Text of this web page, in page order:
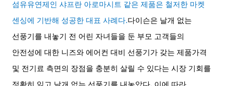
섬유유연제인 샤프란 아로마시트 같은 제품은 철저한 마켓
센싱에 기반해 성공한 대표 사례다.다이슨은 날개 없는
선풍기를 내놓기 전 어린 자녀들을 둔 부모 고객들의
안전성에 대한 니즈와 에어컨 대비 선풍기가 갖는 제품가격
및 전기료 측면의 장점을 충분히 살릴 수 있다는 시장 기회를